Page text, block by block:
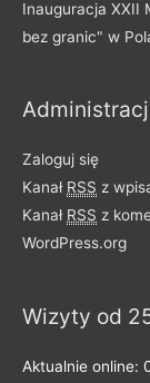
e
k
Inauguracja XXII
bez granic" w
Zaloguj się
Kanał RSS z
Kanał RSS z
WordPress.org
Wizyty od
Aktualnie online: